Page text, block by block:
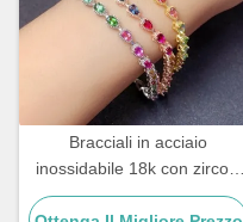
Bracciali in acciaio
inossidabile 18k con zirconi
di rame placcati oro e